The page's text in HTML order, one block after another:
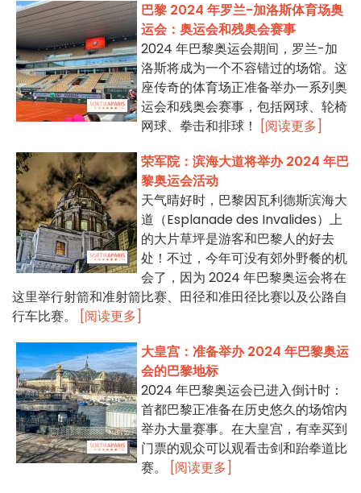
巴黎 2024 年罗兰-加洛斯体育场奥
运会：奥运会和残奥会赛事
2024 年巴黎奥运会期间，罗兰-加
洛斯将成为一个不容错过的场馆。这
座传奇的体育场正准备举办一系列奥
运会和残奥会赛事，包括网球、轮椅
网球、拳击和排球！
[阅读更多]
荣军院：滨海大道将举办 2024 年巴
黎奥运会活动
天气晴好时，巴黎因瓦利德斯滨海大
道（Esplanade des Invalides）上
的大片草坪是游客和巴黎人的好去
处！不过，今年可没有郊外野餐的机
会了，因为 2024 年巴黎奥运会将在
这里举行射箭和准射箭比赛、田径和准田径比赛以及公路自
行车比赛。
[阅读更多]
大皇宫：准备举办 2024 年巴黎奥运
会的巴黎地标
2024 年巴黎奥运会已进入倒计时：
首都巴黎正准备在历史悠久的场馆内
举办大量赛事。在大皇宫，有幸买到
门票的观众可以观看击剑和跆拳道比
赛。
[阅读更多]